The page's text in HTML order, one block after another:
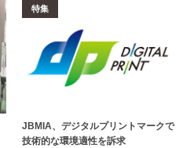
特集
JBMIA、デジタルプリントマークで
技術的な環境適性を訴求